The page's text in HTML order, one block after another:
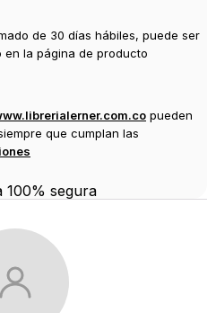
de 30 días hábiles, puede ser
en la página de producto
pueden
que cumplan las